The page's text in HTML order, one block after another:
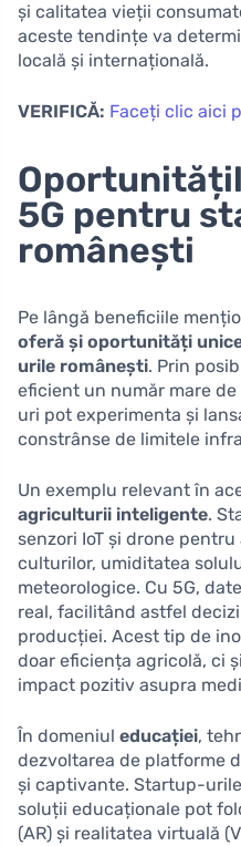
și calitatea vieții
aceste tendințe va
locală și internațională.
VERIFICĂ: Faceți clic aici
5G pentru
românești
Pe lângă beneficiile
oferă și oportunități
urile românești. Prin
eficient un număr mare
uri pot experimenta și
constrânse de limitele
Un exemplu relevant în
agriculturii inteligente.
senzori IoT și drone
culturilor, umiditatea
meteorologice. Cu 5G,
real, facilitând astfel
producției. Acest tip de
doar eficiența agricolă, ci
impact pozitiv asupra
În domeniul educației,
dezvoltarea de platforme
și captivante. Startup-
soluții educaționale pot
(AR) și realitatea virtuală